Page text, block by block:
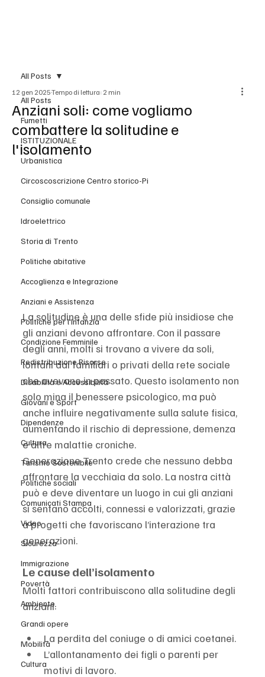
All Posts
Fumetti
ISTITUZIONALE
Urbanistica
Circoscoscrizione Centro storico-Pi
Consiglio comunale
Idroelettrico
Storia di Trento
Politiche abitative
Accoglienza e Integrazione
Anziani e Assistenza
Politiche per l'Infanzia
Condizione Femminile
Redistribuzione Risorse
Disabilità e Accessibilità
Giovani e Sport
Dipendenze
Cultura
Turismo Sostenibile
Politiche sociali
Comunicati Stampa
Video
Sicurezza
Immigrazione
Povertà
Ambiente
Grandi opere
Mobilità
Cultura
All Posts
Anziani soli: come vogliamo
combattere la solitudine e
l'isolamento
12 gen 2025Tempo di lettura: 2 min
La solitudine è una delle sfide più insidiose che
gli anziani devono affrontare. Con il passare
degli anni, molti si trovano a vivere da soli,
lontani dai familiari o privati della rete sociale
che avevano in passato. Questo isolamento non
solo mina il benessere psicologico, ma può
anche influire negativamente sulla salute fisica,
aumentando il rischio di depressione, demenza
e altre malattie croniche.
Generazione Trento crede che nessuno debba
affrontare la vecchiaia da solo. La nostra città
può e deve diventare un luogo in cui gli anziani
si sentano accolti, connessi e valorizzati, grazie
a progetti che favoriscano l’interazione tra
generazioni.
Le cause dell’isolamento
Molti fattori contribuiscono alla solitudine degli
anziani:
La perdita del coniuge o di amici coetanei.
L’allontanamento dei figli o parenti per
motivi di lavoro.